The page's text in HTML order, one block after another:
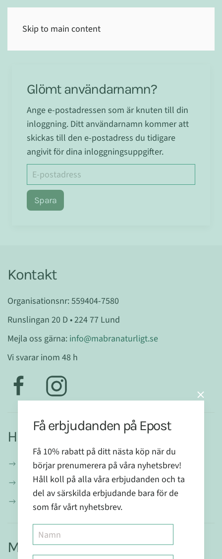
Skip to main content
Glömt användarnamn?
Ange e-postadressen som är knuten till din
inloggning. Ditt användarnamn kommer att
skickas till den e-postadress du tidigare
angivit för dina inloggningsuppgifter.
Spara
Kontakt
Organisationsnr: 559404-7580
Runslingan 20 D • 224 77 Lund
Mejla oss gärna: info@mabranaturligt.se
Vi svarar inom 48 h
Hitta mer
Om oss
Blogg
Recept
Missa ingenting & få 10% rabatt!
Få erbjudanden på Epost
Få 10% rabatt på ditt nästa köp när du
börjar prenumerera på våra nyhetsbrev!
Håll koll på alla våra erbjudanden och ta
del av särskilda erbjudande bara för de
som får vårt nyhetsbrev.